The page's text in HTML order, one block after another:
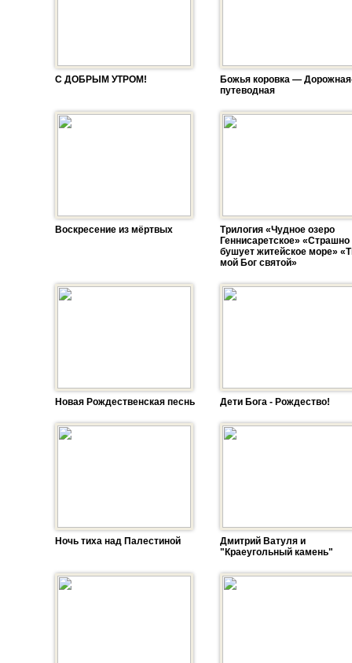
С ДОБРЫМ УТРОМ!
Божья коровка —
путеводная
Воскресение из мёртвых
Трилогия «Чудное озеро
Геннисаретское» «Страшно
бушует житейское море»
мой Бог святой»
Новая Рождественская песнь Дети Бога - Рождество!
Ночь тиха над Палестиной
Дмитрий Ватуля и
"Краеугольный камень"